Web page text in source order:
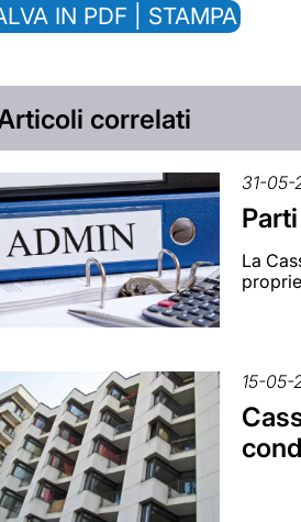
IN PDF | STAMPA
correlati
31-05-
La
15-05-